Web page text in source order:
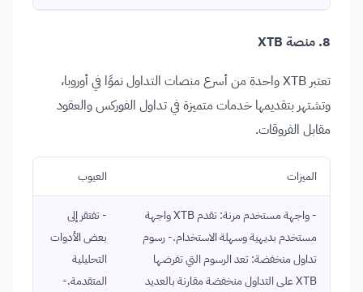
8. منصة XTB
تعتبر XTB واحدة من أسرع منصات التداول نموًا في أوروبا،
وتشتهر بتقديمها خدمات متميزة في تداول الفوركس والعقود
مقابل الفروقات.
الميزات العيوب
- واجهة مستخدم مرنة: تقدم XTB واجهة
مستخدم بديهية وسهلة الاستخدام.- رسوم
تداول منخفضة: تعد الرسوم التي تفرضها
XTB على التداول منخفضة مقارنة بالعديد
- تفتقر إلى
بعض الأدوات
التحليلية
المتقدمة.-